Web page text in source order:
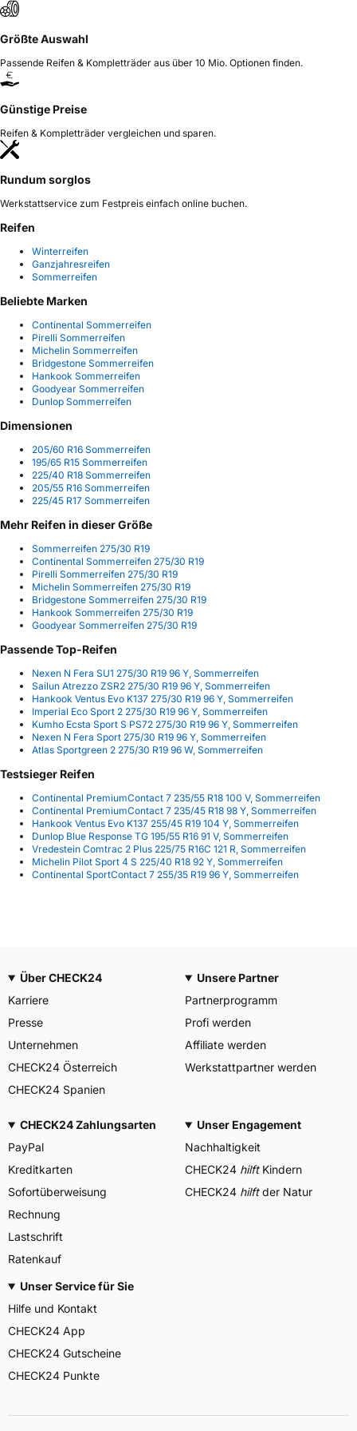
Größte Auswahl
Passende Reifen & Kompletträder aus über 10 Mio. Optionen finden.
Günstige Preise
Reifen & Kompletträder vergleichen und sparen.
Rundum sorglos
Werkstattservice zum Festpreis einfach online buchen.
Reifen
Winterreifen
Ganzjahresreifen
Sommerreifen
Beliebte Marken
Continental Sommerreifen
Pirelli Sommerreifen
Michelin Sommerreifen
Bridgestone Sommerreifen
Hankook Sommerreifen
Goodyear Sommerreifen
Dunlop Sommerreifen
Dimensionen
205/60 R16 Sommerreifen
195/65 R15 Sommerreifen
225/40 R18 Sommerreifen
205/55 R16 Sommerreifen
225/45 R17 Sommerreifen
Mehr Reifen in dieser Größe
Sommerreifen 275/30 R19
Continental Sommerreifen 275/30 R19
Pirelli Sommerreifen 275/30 R19
Michelin Sommerreifen 275/30 R19
Bridgestone Sommerreifen 275/30 R19
Hankook Sommerreifen 275/30 R19
Goodyear Sommerreifen 275/30 R19
Passende Top-Reifen
Nexen N Fera SU1 275/30 R19 96 Y, Sommerreifen
Sailun Atrezzo ZSR2 275/30 R19 96 Y, Sommerreifen
Hankook Ventus Evo K137 275/30 R19 96 Y, Sommerreifen
Imperial Eco Sport 2 275/30 R19 96 Y, Sommerreifen
Kumho Ecsta Sport S PS72 275/30 R19 96 Y, Sommerreifen
Nexen N Fera Sport 275/30 R19 96 Y, Sommerreifen
Atlas Sportgreen 2 275/30 R19 96 W, Sommerreifen
Testsieger Reifen
Continental PremiumContact 7 235/55 R18 100 V, Sommerreifen
Continental PremiumContact 7 235/45 R18 98 Y, Sommerreifen
Hankook Ventus Evo K137 255/45 R19 104 Y, Sommerreifen
Dunlop Blue Response TG 195/55 R16 91 V, Sommerreifen
Vredestein Comtrac 2 Plus 225/75 R16C 121 R, Sommerreifen
Michelin Pilot Sport 4 S 225/40 R18 92 Y, Sommerreifen
Continental SportContact 7 255/35 R19 96 Y, Sommerreifen
Über CHECK24
Karriere
Presse
Unternehmen
CHECK24 Österreich
CHECK24 Spanien
Unsere Partner
Partnerprogramm
Profi werden
Affiliate werden
Werkstattpartner werden
CHECK24 Zahlungsarten
PayPal
Kreditkarten
Sofortüberweisung
Rechnung
Lastschrift
Ratenkauf
Unser Engagement
Nachhaltigkeit
CHECK24 hilftKindern
CHECK24 hilftder Natur
Unser Service für Sie
Hilfe und Kontakt
CHECK24 App
CHECK24 Gutscheine
CHECK24 Punkte